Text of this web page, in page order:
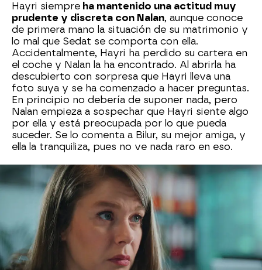
Hayri siempre ha mantenido una actitud muy
prudente y discreta con Nalan, aunque conoce
de primera mano la situación de su matrimonio y
lo mal que Sedat se comporta con ella.
Accidentalmente, Hayri ha perdido su cartera en
el coche y Nalan la ha encontrado. Al abrirla ha
descubierto con sorpresa que Hayri lleva una
foto suya y se ha comenzado a hacer preguntas.
En principio no debería de suponer nada, pero
Nalan empieza a sospechar que Hayri siente algo
por ella y está preocupada por lo que pueda
suceder. Se lo comenta a Bilur, su mejor amiga, y
ella la tranquiliza, pues no ve nada raro en eso.
La que sí comienza a sospechar y parece
bastante seria es Feride. La madre de Nalan
siempre está a la defensiva ysospecha que
Hayri tiene malas intenciones con su hija
Además, ha descubierto que ha plantado un
magnolio en el jardín, el árbol favorito de Nalan, y
con lo suspicaz que es, Feride comienza a atar
cabos e interroga a su hija.